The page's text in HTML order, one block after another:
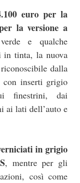
euro per la
la versione a
e qualche
in tinta, la nuova
dalla
con inserti grigio
finestrini, dai
ai lati dell’auto e
in grigio
, mentre per gli
così come